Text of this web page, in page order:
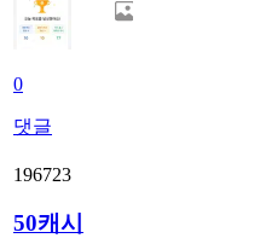
0
댓글
196723
50캐시